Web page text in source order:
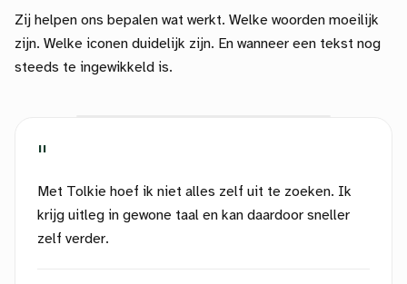
Zij helpen ons bepalen wat werkt. Welke woorden moeilijk
zijn. Welke iconen duidelijk zijn. En wanneer een tekst nog
steeds te ingewikkeld is.
"
Met Tolkie hoef ik niet alles zelf uit te zoeken. Ik
krijg uitleg in gewone taal en kan daardoor sneller
zelf verder.